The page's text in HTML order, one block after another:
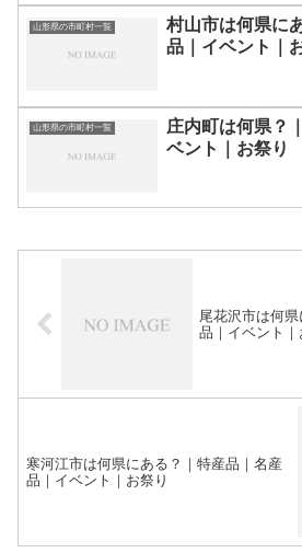
山形県の市町村一覧
村山市は何県に
品｜イベント｜
山形県の市町村一覧
庄内町は何県？
ベント｜お祭り
尾花沢市は何
品｜イベント｜
寒河江市は何県にある？｜特産品｜名産
品｜イベント｜お祭り